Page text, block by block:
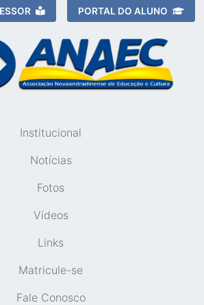
PORTAL DO ALUNO
Institucional
Notícias
Fotos
Vídeos
Links
Matricule-se
Fale Conosco